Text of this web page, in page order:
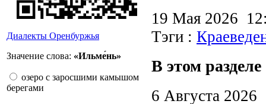
Диалекты Оренбуржья
Значение слова: «Ильме́нь»
озеро с заросшими камышом
берегами
19 Мая 2026
Тэги :
В этом разделе
6 Августа 2026